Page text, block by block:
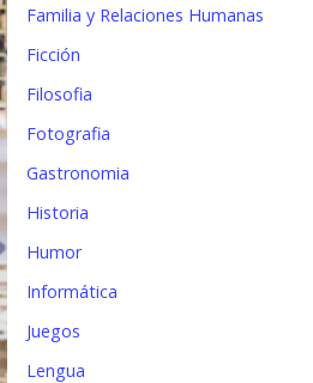
Familia y Relaciones Humanas
Ficción
Filosofia
Fotografia
Gastronomia
Historia
Humor
Informática
Juegos
Lengua